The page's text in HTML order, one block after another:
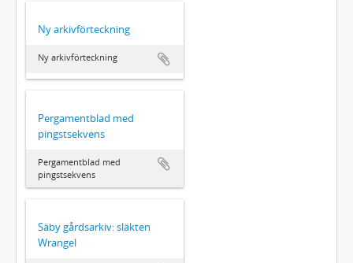
Ny arkivförteckning
Ny arkivförteckning
Pergamentblad med
pingstsekvens
Pergamentblad med
pingstsekvens
Säby gårdsarkiv: släkten
Wrangel